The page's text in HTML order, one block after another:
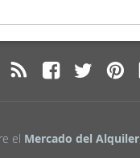
el Mercado del Alquiler